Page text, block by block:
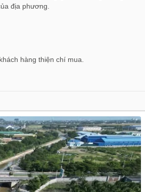
địa phương.
hàng thiện chí mua.